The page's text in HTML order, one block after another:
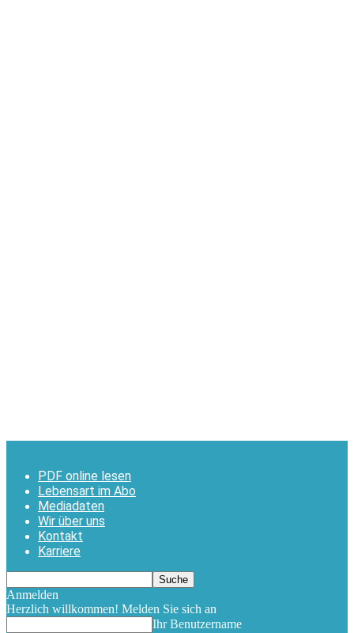
PDF online lesen
Lebensart im Abo
Mediadaten
Wir über uns
Kontakt
Karriere
Anmelden
Herzlich willkommen! Melden Sie sich an
Ihr Benutzername